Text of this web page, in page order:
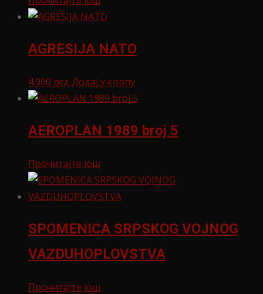
AGRESIJA NATO
4.900 рсд Додај у корпу
AEROPLAN 1989 broj 5
Прочитајте још
SPOMENICA SRPSKOG VOJNOG
VAZDUHOPLOVSTVA
Прочитајте још